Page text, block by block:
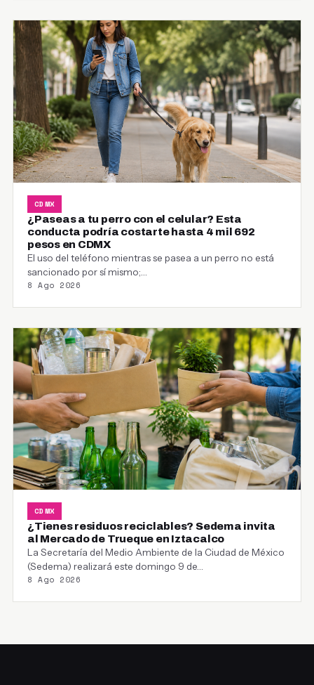
CDMX
¿Paseas a tu perro con el celular? Esta
conducta podría costarte hasta 4 mil 692
pesos en CDMX
El uso del teléfono mientras se pasea a un perro no está
sancionado por sí mismo;…
8 Ago 2026
CDMX
¿Tienes residuos reciclables? Sedema invita
al Mercado de Trueque en Iztacalco
La Secretaría del Medio Ambiente de la Ciudad de México
(Sedema) realizará este domingo 9 de…
8 Ago 2026